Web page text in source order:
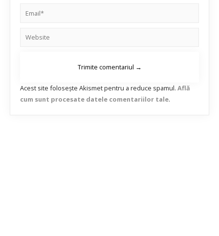
Acest site folosește Akismet pentru a reduce spamul. Află
cum sunt procesate datele comentariilor tale.